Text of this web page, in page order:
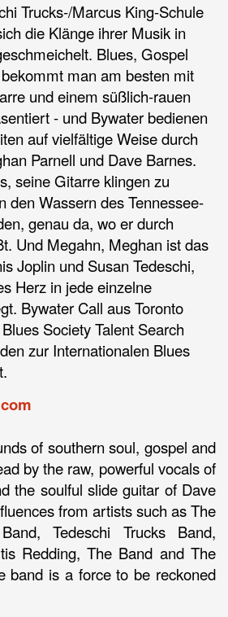
Trucks-/Marcus King-Schule
die Klänge ihrer Musik in
Blues, Gospel
man am besten mit
und einem süßlich-rauen
- und Bywater bedienen
auf vielfältige Weise durch
Parnell und Dave Barnes.
seine Gitarre klingen zu
den Wassern des Tennessee-
genau da, wo er durch
Und Megahn, Meghan ist das
Joplin und Susan Tedeschi,
Herz in jede einzelne
Bywater Call aus Toronto
Society Talent Search
zur Internationalen Blues
of southern soul, gospel and
by the raw, powerful vocals of
the soulful slide guitar of Dave
from artists such as The
Tedeschi Trucks Band,
Redding, The Band and The
band is a force to be reckoned